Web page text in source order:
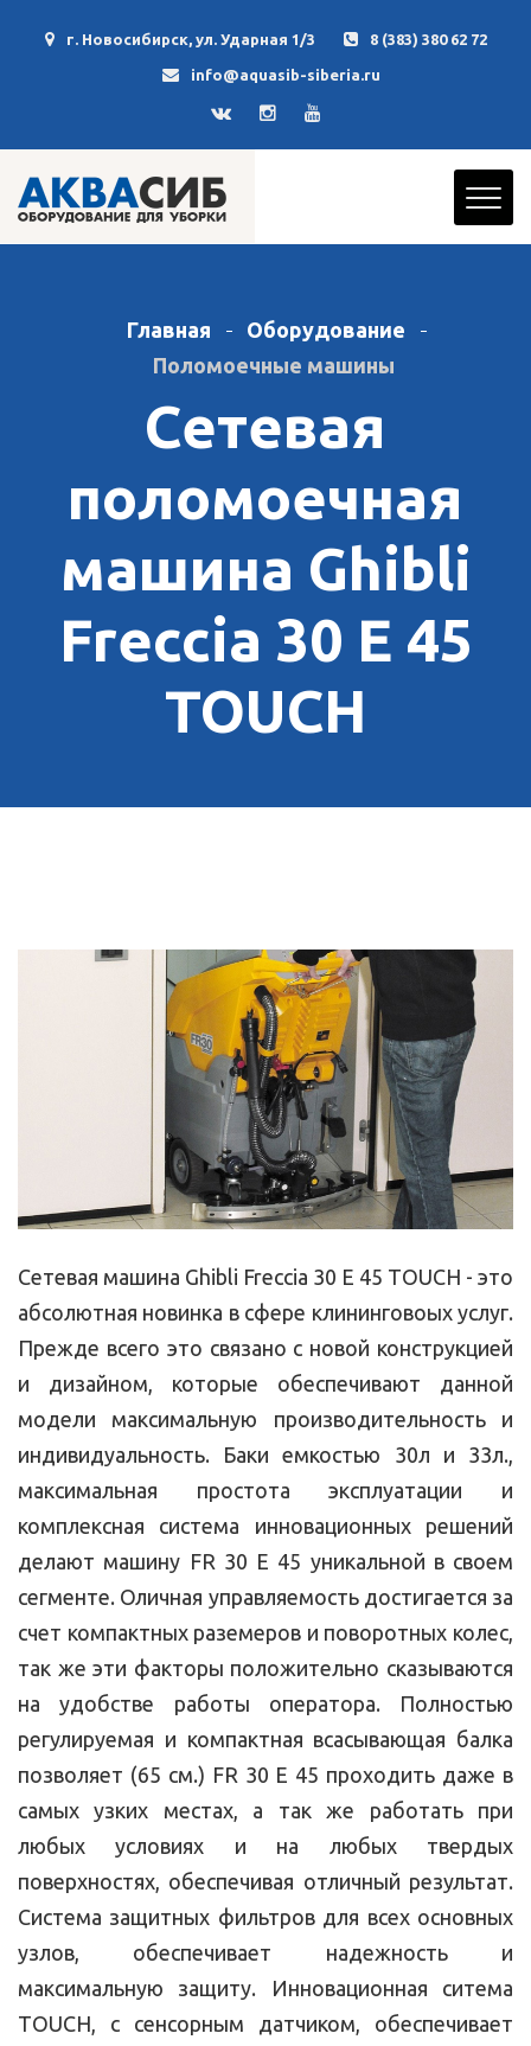
г. Новосибирск, ул. Ударная 1/3 8 (383) 380 62 72
info@aquasib-siberia.ru
Главная
Оборудование
Поломоечные машины
Сетевая
поломоечная
машина Ghibli
Freccia 30 E 45
TOUCH
Сетевая машина Ghibli Freccia 30 E 45 TOUCH - это
абсолютная новинка в сфере клининговоых услуг.
Прежде всего это связано с новой конструкцией
и дизайном, которые обеспечивают данной
модели максимальную производительность и
индивидуальность. Баки емкостью 30л и 33л.,
максимальная простота эксплуатации и
комплексная система инновационных решений
делают машину FR 30 E 45 уникальной в своем
сегменте. Оличная управляемость достигается за
счет компактных раземеров и поворотных колес,
так же эти факторы положительно сказываются
на удобстве работы оператора. Полностью
регулируемая и компактная всасывающая балка
позволяет (65 см.) FR 30 E 45 проходить даже в
самых узких местах, а так же работать при
любых условиях и на любых твердых
поверхностях, обеспечивая отличный результат.
Система защитных фильтров для всех основных
узлов, обеспечивает надежность и
максимальную защиту. Инновационная ситема
TOUCH, с сенсорным датчиком, обеспечивает